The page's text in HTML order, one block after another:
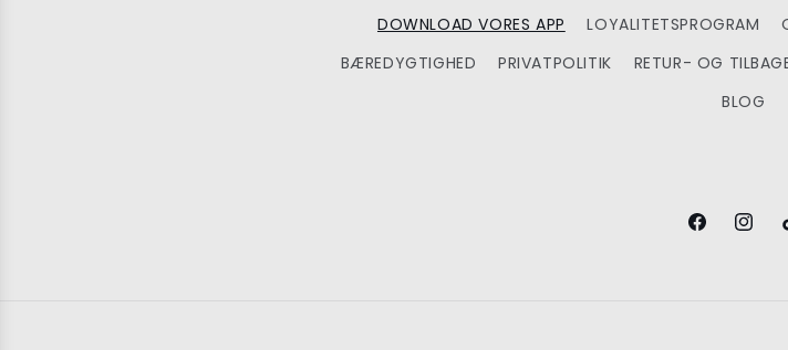
DOWNLOAD VORES APP LOYALITETSPROGRAM
BÆREDYGTIGHED
PRIVATPOLITIK RETUR- OG
BLOG
Facebook